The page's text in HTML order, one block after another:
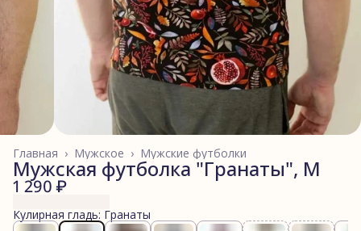
Мужские футболки
Мужское ›
Главная ›
Мужская футболка "Гранаты", M
1 290 ₽
Кулирная гладь: Гранаты